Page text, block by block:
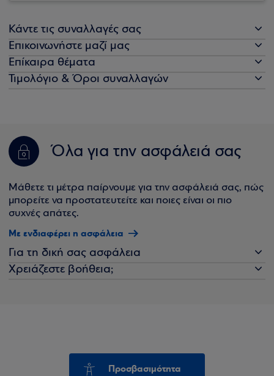
Κάντε τις συναλλαγές σας
Επικοινωνήστε μαζί μας
Επίκαιρα θέματα
Τιμολόγιο & Όροι συναλλαγών
Όλα για την ασφάλειά σας
Μάθετε τι μέτρα παίρνουμε για την ασφάλειά σας, πώς
μπορείτε να προστατευτείτε και ποιες είναι οι πιο
συχνές απάτες.
Με ενδιαφέρει η ασφάλεια
Για τη δική σας ασφάλεια
Χρειάζεστε βοήθεια;
Προσβασιμότητα